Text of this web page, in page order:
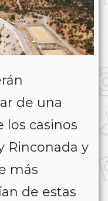
de una
los casinos
Rinconada y
más
de estas